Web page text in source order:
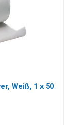
Weiß, 1 x 50